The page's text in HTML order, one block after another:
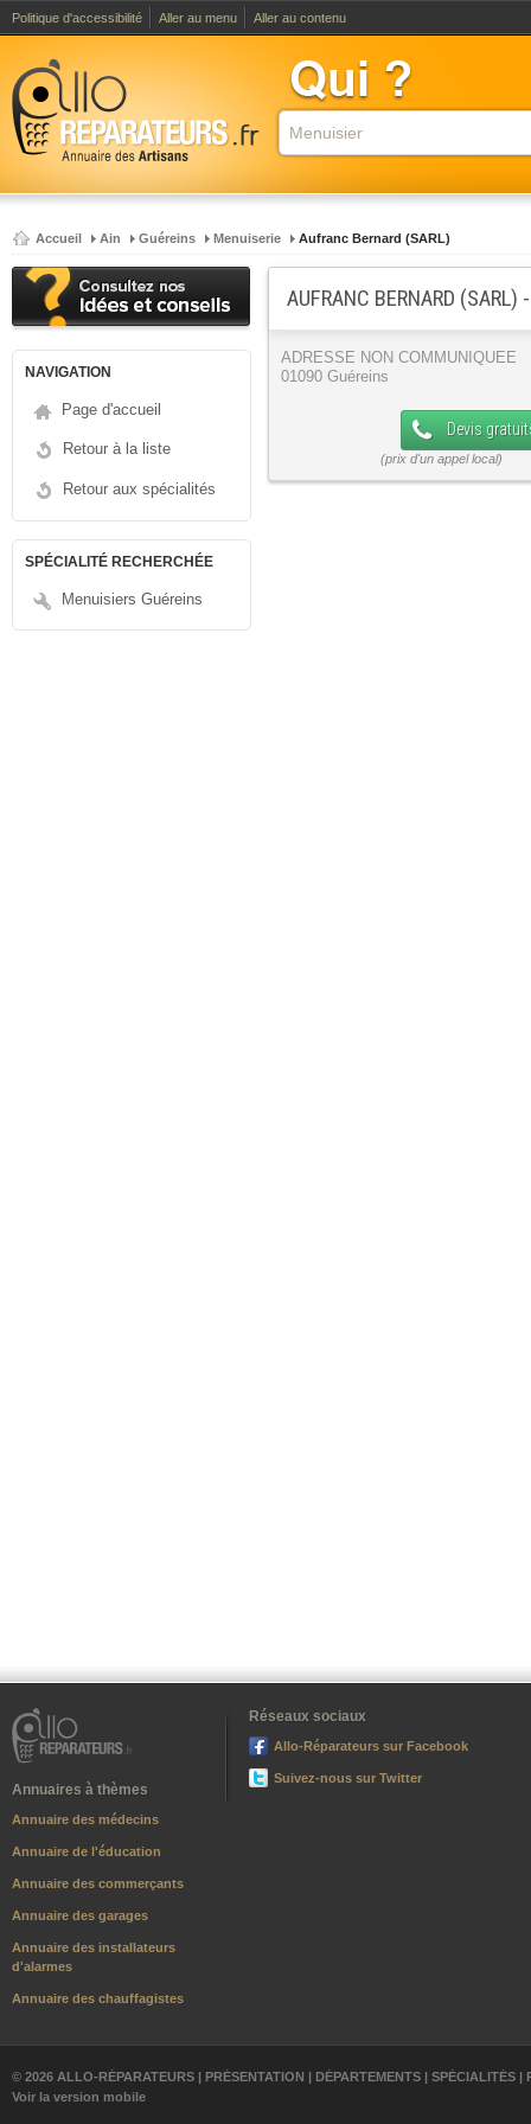
Politique d'accessibilité Aller au menu Aller au contenu
Accueil Ain Guéreins Menuiserie Aufranc Bernard (SARL)
NAVIGATION
Page d'accueil
Retour à la liste
Retour aux spécialités
SPÉCIALITÉ RECHERCHÉE
Menuisiers Guéreins
AUFRANC BERNARD (SARL)
ADRESSE NON COMMUNIQUEE
01090 Guéreins
Devis
Annuaires à thèmes
Annuaire des médecins
Annuaire de l'éducation
Annuaire des commerçants
Annuaire des garages
Annuaire des installateurs
d'alarmes
Annuaire des chauffagistes
Réseaux sociaux
Allo-Réparateurs sur Facebook
Suivez-nous sur Twitter
© 2026 ALLO-RÉPARATEURS | PRÉSENTATION | DÉPARTEMENTS | SPÉCIALITÉS |
Voir la version mobile